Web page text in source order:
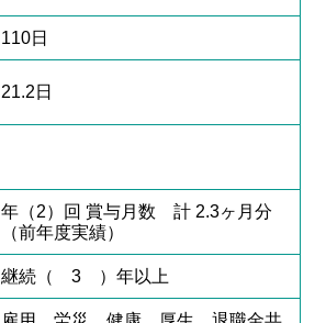
110日
21.2日
年（2）回 賞与月数 計 2.3ヶ月分
（前年度実績）
継続（ 3 ）年以上